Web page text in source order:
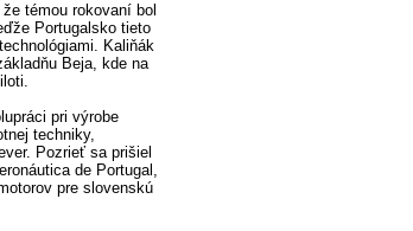
témou rokovaní bol
Portugalsko tieto
Kaliňák
Beja, kde na
pri výrobe
techniky,
Pozrieť sa prišiel
de Portugal,
pre slovenskú